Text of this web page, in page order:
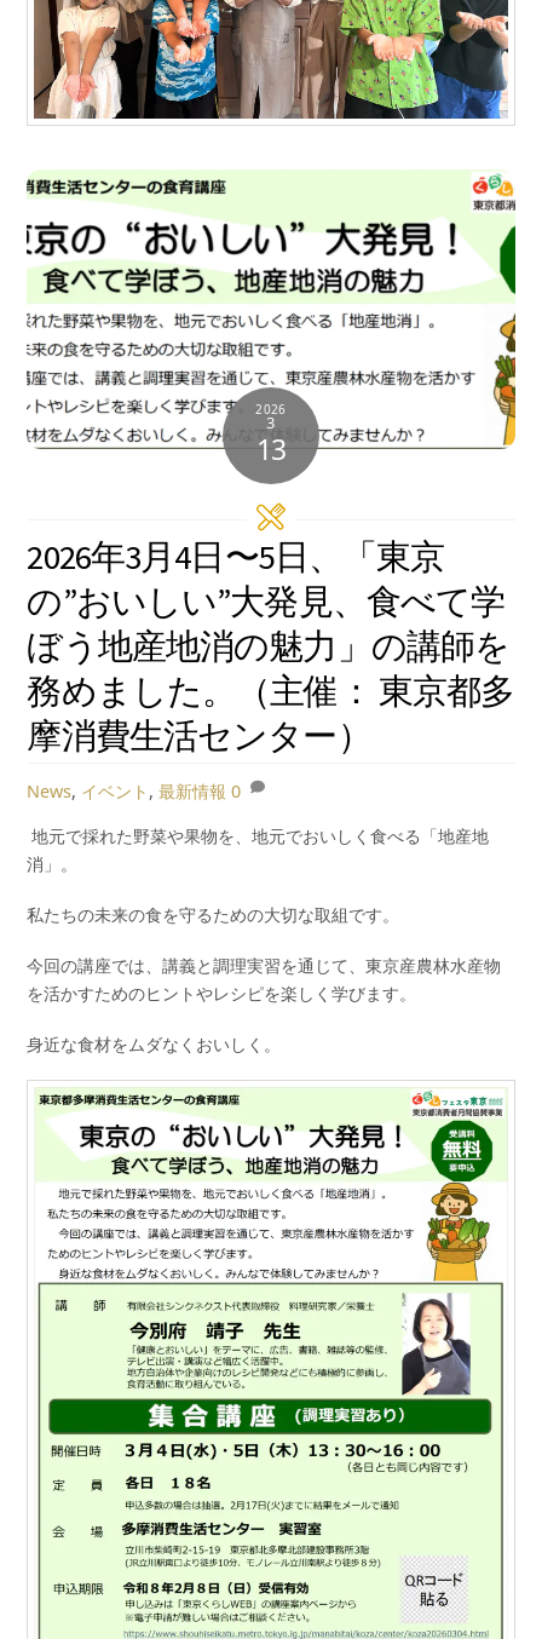
2026
3
13
2026年3月4日〜5日、「東京
の”おいしい”大発見、食べて学
ぼう地産地消の魅力」の講師を
務めました。（主催： 東京都多
摩消費生活センター）
News, イベント ,最新情報 0
地元で採れた野菜や果物を、地元でおいしく食べる「地産地
消」。
私たちの未来の食を守るための大切な取組です。
今回の講座では、講義と調理実習を通じて、東京産農林水産物
を活かすためのヒントやレシピを楽しく学びます。
身近な食材をムダなくおいしく。